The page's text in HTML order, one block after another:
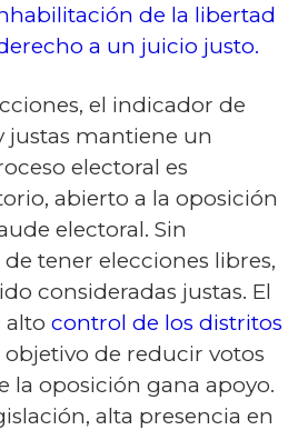
de la libertad
a un juicio justo.
el indicador de
justas mantiene un
electoral es
abierto a la oposición
electoral. Sin
tener elecciones libres,
consideradas justas. El
alto control de los distritos
objetivo de reducir votos
la oposición gana apoyo.
alta presencia en